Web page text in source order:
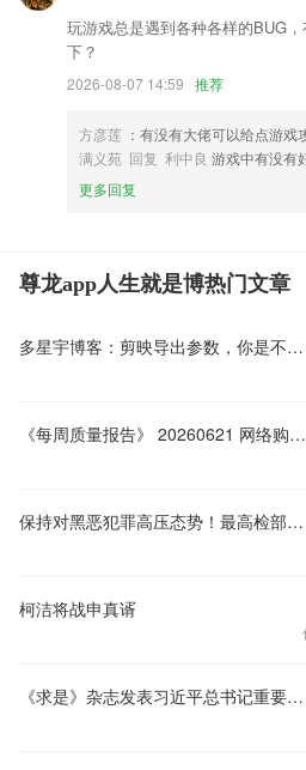
玩游戏总是遇到各种各样的BUG
下？
2026-08-07 14:59 推荐
方彦莲 ：有没有大佬可以给点游戏
满义苑 回复 利中良 游戏中有没有
更多回复
尊龙app人生就是博热门文章
多星宇博客：剪映导出参数，你是不是从来没动过？
《每周质量报告》 20260621 网络购物恶意退货乱象调查/失效的CCC认证为何仍是“护身符”
保持对黑恶犯罪高压态势！最高检部署开展深化扫黑除恶专项斗争
柯洁将战申真谞
《求是》杂志发表习近平总书记重要文章 加快建设健康中国